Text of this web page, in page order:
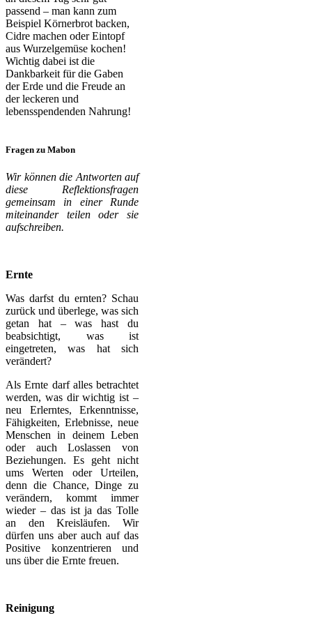
passend – man kann zum
Beispiel Körnerbrot backen,
Cidre machen oder Eintopf
aus Wurzelgemüse kochen!
Wichtig dabei ist die
Dankbarkeit für die Gaben
der Erde und die Freude an
der leckeren und
lebensspendenden Nahrung!
Fragen zu Mabon
Wir können die Antworten auf
diese Reflektionsfragen
gemeinsam in einer Runde
miteinander teilen oder sie
aufschreiben.
Ernte
Was darfst du ernten? Schau
zurück und überlege, was sich
getan hat – was hast du
beabsichtigt, was ist
eingetreten, was hat sich
verändert?
Als Ernte darf alles betrachtet
werden, was dir wichtig ist –
neu Erlerntes, Erkenntnisse,
Fähigkeiten, Erlebnisse, neue
Menschen in deinem Leben
oder auch Loslassen von
Beziehungen. Es geht nicht
ums Werten oder Urteilen,
denn die Chance, Dinge zu
verändern, kommt immer
wieder – das ist ja das Tolle
an den Kreisläufen. Wir
dürfen uns aber auch auf das
Positive konzentrieren und
uns über die Ernte freuen.
Reinigung